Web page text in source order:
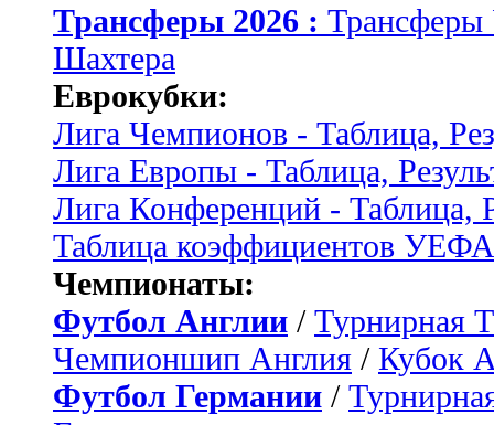
Трансферы 2026 :
Шахтера
Еврокубки:
Лига Чемпионов - Таблица,
Лига Европы - Таблица,
Лига Конференций - Таблица,
Таблица коэффициентов УЕФА
Чемпионаты:
Футбол Англии / Турнирная
Чемпионшип Англия / Кубок
Футбол Германии /